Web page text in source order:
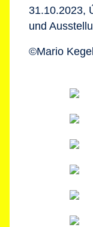
31.10.2023,
und
©Mario Kegel